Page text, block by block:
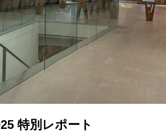
特別レポート